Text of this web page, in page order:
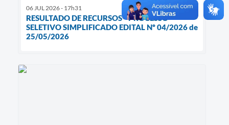
06 JUL 2026 - 17h31
RESULTADO DE RECURSOS - PROCESSO
SELETIVO SIMPLIFICADO EDITAL Nº 04/2026 de
25/05/2026